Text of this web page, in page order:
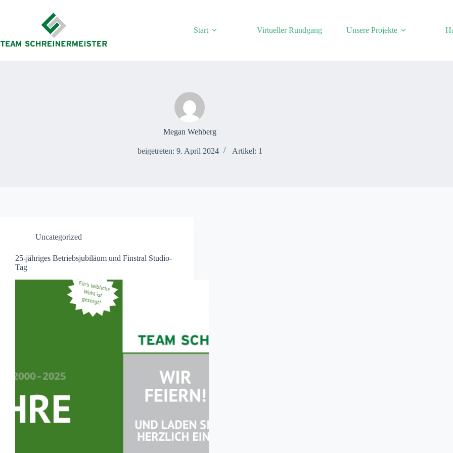
Start
Virtueller Rundgang Unsere Projekte
Megan Wehberg
beigetreten: 9. April 2024 Artikel: 1
Uncategorized
25-jähriges Betriebsjubiläum und Finstral Studio-
Tag